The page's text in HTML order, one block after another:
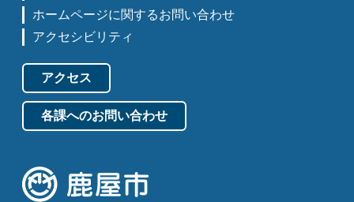
ホームページに関するお問い合わせ
アクセシビリティ
アクセス
各課へのお問い合わせ